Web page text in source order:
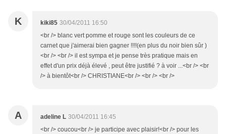
K kiki85 30/04/2011 16:50
<br /> blanc vert pomme et rouge sont les couleurs de ce
carnet que j'aimerai bien gagner !!!!(en plus du noir bien sûr )
<br /> <br /> il est sympa et je pense très pratique mais en
effet d'un prix déjà élevé , peut être justifié ? à voir ...<br /> <br
/> à bientôt<br /> CHRISTIANE<br /> <br /> <br />
A adeline L 30/04/2011 16:45
<br /> coucou<br /> je participe avec plaisir!<br /> pour les